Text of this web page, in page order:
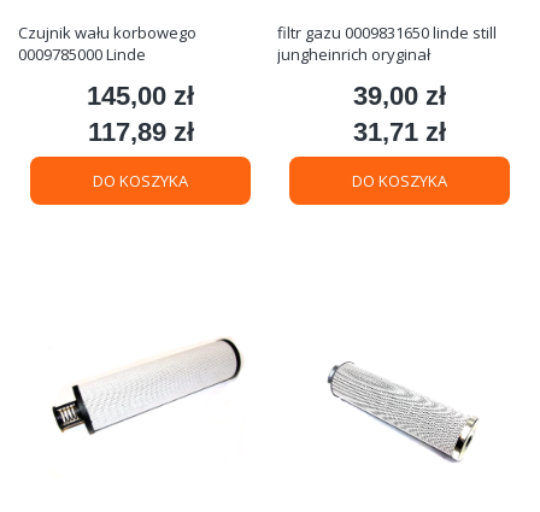
Czujnik wału korbowego
0009785000 Linde
Cena
145,00 zł
Cena
117,89 zł
DO KOSZYKA
filtr gazu 0009831650 linde still
jungheinrich oryginał
Cena
39,00 zł
Cena
31,71 zł
DO KOSZYKA